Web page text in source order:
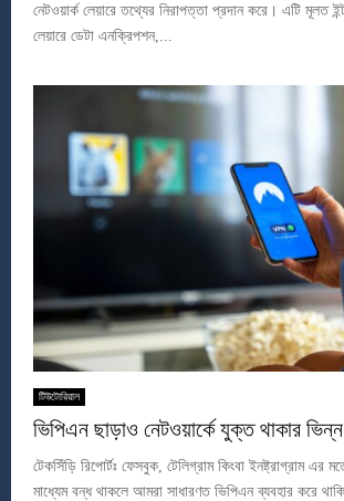
নেটওয়ার্ক লেয়ারে তথ্যের নিরাপত্তা প্রদান করে। এটি মূলত
লেয়ারে ডেটা এনক্রিপশন,...
টিউটোরিয়াল
ভিপিএন ছাড়াও নেটওয়ার্কে যুক্ত থাকার
টেকসিঁড়ি রিপোর্টঃ ফেসবুক, টেলিগ্রাম কিংবা ইনষ্ট্রাগ্রাম এর
মাধ্যেম বন্ধ থাকলে আমরা সাধারণত ভিপিএন ব্যবহার করে